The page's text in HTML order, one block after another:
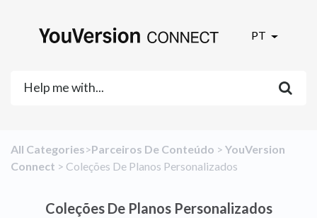
PT
All Categories​>​​Parceiros De Conteúdo ​ > ​ ​YouVersion
Connect ​ > ​ ​Coleções De Planos Personalizados
Coleções De Planos Personalizados